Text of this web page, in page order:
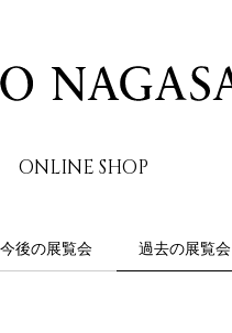
ONLINE SHOP
今後の展覧会 過去の展覧会